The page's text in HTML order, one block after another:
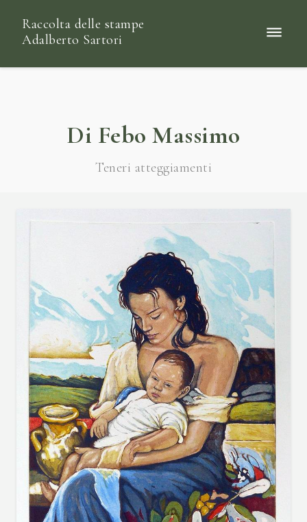
Raccolta delle stampe
Adalberto Sartori
Di Febo Massimo
Teneri atteggiamenti